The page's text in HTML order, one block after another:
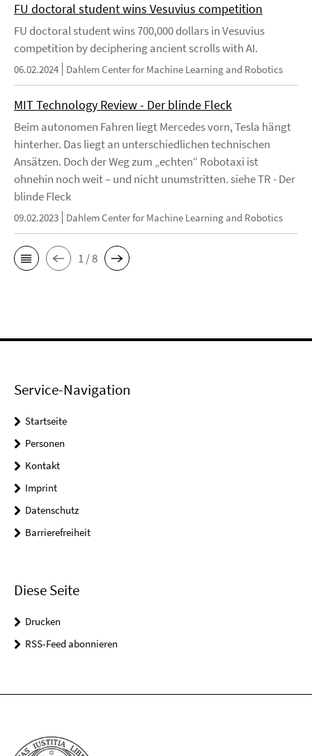
FU doctoral student wins Vesuvius competition
FU doctoral student wins 700,000 dollars in Vesuvius
competition by deciphering ancient scrolls with AI.
06.02.2024 Dahlem Center for Machine Learning and Robotics
MIT Technology Review - Der blinde Fleck
Beim autonomen Fahren liegt Mercedes vorn, Tesla hängt
hinterher. Das liegt an unterschiedlichen technischen
Ansätzen. Doch der Weg zum „echten“ Robotaxi ist
ohnehin noch weit – und nicht unumstritten. siehe TR - Der
blinde Fleck
09.02.2023 Dahlem Center for Machine Learning and Robotics
1 / 8
Service-Navigation
Startseite
Personen
Kontakt
Imprint
Datenschutz
Barrierefreiheit
Diese Seite
Drucken
RSS-Feed abonnieren